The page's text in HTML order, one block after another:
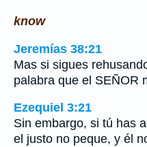
know
Jeremías 38:21
Mas si sigues
palabra que el SEÑOR
Ezequiel 3:21
Sin embargo, si tú has
el justo no peque, y él